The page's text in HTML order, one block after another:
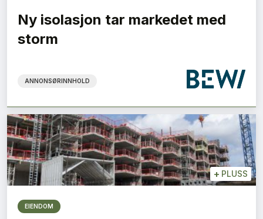
Byggenæringens Klimakonferanse 2026
Ny isolasjon tar markedet med
storm
ANNONSØRINNHOLD
+ PLUSS
EIENDOM